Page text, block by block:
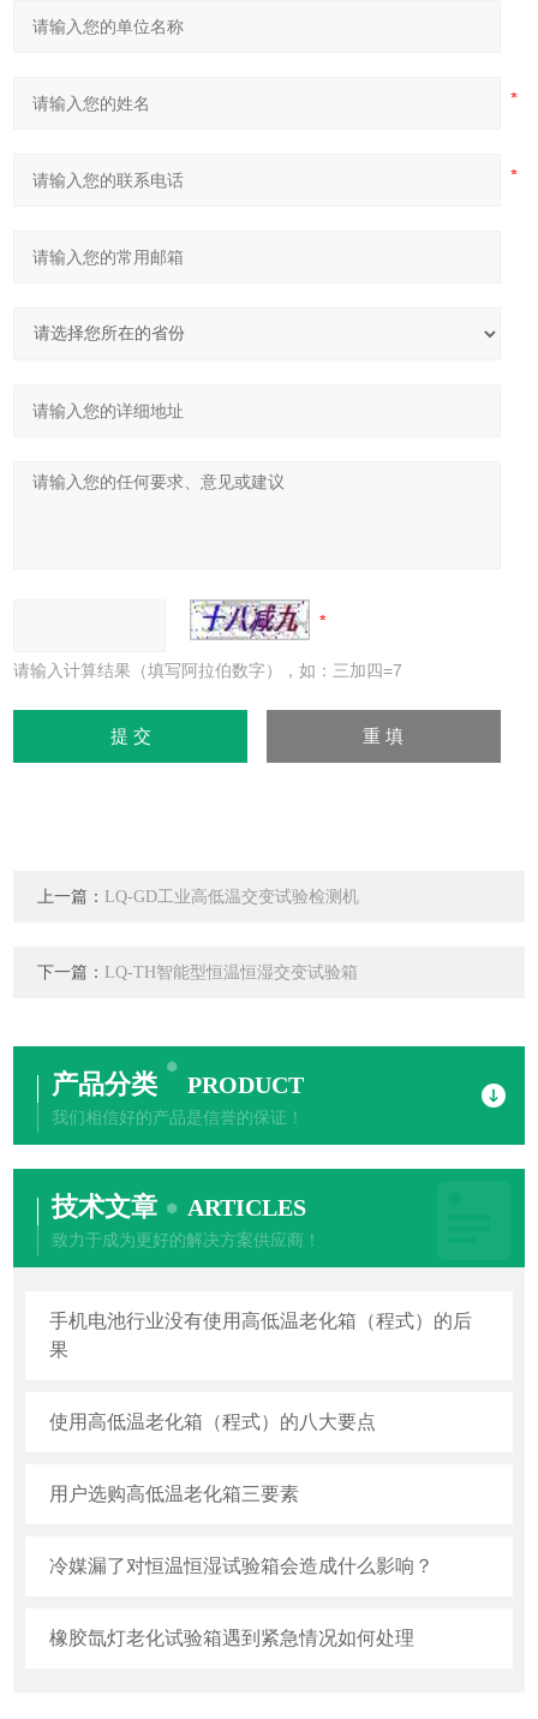
请输入计算结果（填写阿拉伯数字），如：三加四=7
上一篇： LQ-GD工业高低温交变试验检测机
下一篇： LQ-TH智能型恒温恒湿交变试验箱
产品分类 PRODUCT
我们相信好的产品是信誉的保证！
技术文章 ARTICLES
致力于成为更好的解决方案供应商！
手机电池行业没有使用高低温老化箱（程式）的后
果
使用高低温老化箱（程式）的八大要点
用户选购高低温老化箱三要素
冷媒漏了对恒温恒湿试验箱会造成什么影响？
橡胶氙灯老化试验箱遇到紧急情况如何处理